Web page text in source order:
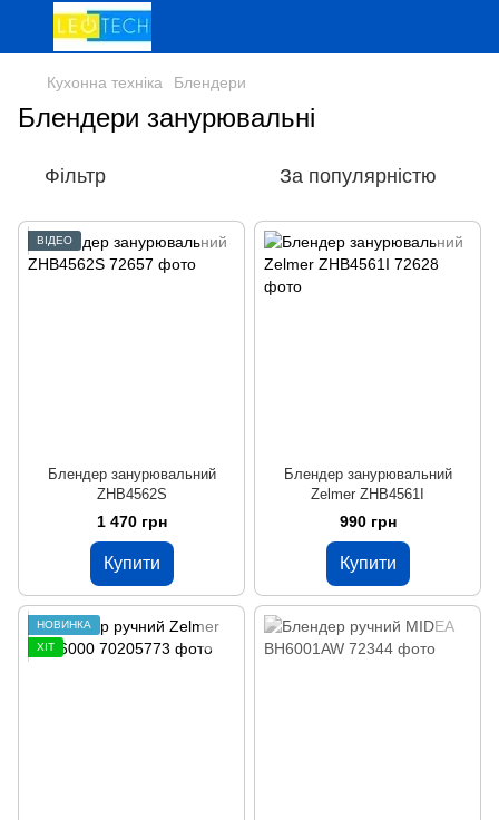
Кухонна техніка Блендери
Блендери занурювальні
Фільтр За популярністю
ВІДЕО
Блендер занурювальний
ZHB4562S
1 470 грн
Купити
Блендер занурювальний
Zelmer ZHB4561I
990 грн
Купити
НОВИНКА
ХІТ